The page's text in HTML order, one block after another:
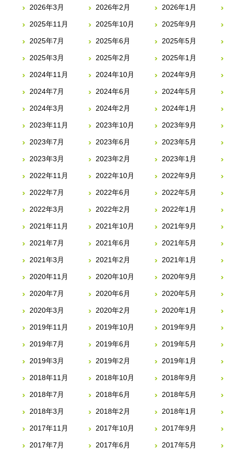
2026年3月 2026年2月 2026年1月
2025年11月 2025年10月 2025年9月
2025年7月 2025年6月 2025年5月
2025年3月 2025年2月 2025年1月
2024年11月 2024年10月 2024年9月
2024年7月 2024年6月 2024年5月
2024年3月 2024年2月 2024年1月
2023年11月 2023年10月 2023年9月
2023年7月 2023年6月 2023年5月
2023年3月 2023年2月 2023年1月
2022年11月 2022年10月 2022年9月
2022年7月 2022年6月 2022年5月
2022年3月 2022年2月 2022年1月
2021年11月 2021年10月 2021年9月
2021年7月 2021年6月 2021年5月
2021年3月 2021年2月 2021年1月
2020年11月 2020年10月 2020年9月
2020年7月 2020年6月 2020年5月
2020年3月 2020年2月 2020年1月
2019年11月 2019年10月 2019年9月
2019年7月 2019年6月 2019年5月
2019年3月 2019年2月 2019年1月
2018年11月 2018年10月 2018年9月
2018年7月 2018年6月 2018年5月
2018年3月 2018年2月 2018年1月
2017年11月 2017年10月 2017年9月
2017年7月 2017年6月 2017年5月